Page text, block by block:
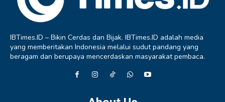
IBTimes.ID – Bikin Cerdas dan Bijak. IBTimes.ID adalah media
yang memberitakan Indonesia melalui sudut pandang yang
beragam dan berupaya mencerdaskan masyarakat pembaca.